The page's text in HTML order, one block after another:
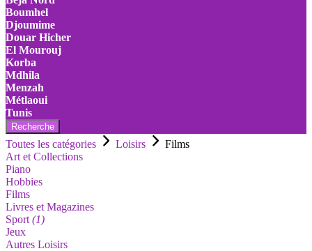
Boumhel
Djoumime
Douar Hicher
El Mourouj
Korba
Mdhila
Menzah
Métlaoui
Tunis
Recherche
Toutes les catégories Loisirs
Films
Art et Collections
Piano
Hobbies
Films
Livres et Magazines
Sport (1)
Jeux
Autres Loisirs